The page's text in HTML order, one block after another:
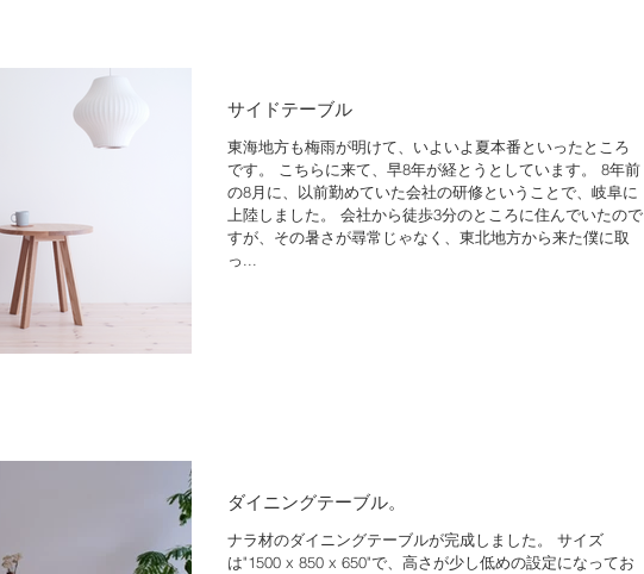
サイドテーブル
東海地方も梅雨が明けて、いよいよ夏本番といったところ
です。 こちらに来て、早8年が経とうとしています。 8年前
の8月に、以前勤めていた会社の研修ということで、岐阜に
上陸しました。 会社から徒歩3分のところに住んでいたので
すが、その暑さが尋常じゃなく、東北地方から来た僕に取
っ...
ダイニングテーブル。
ナラ材のダイニングテーブルが完成しました。 サイズ
は"1500 x 850 x 650"で、高さが少し低めの設定になってお